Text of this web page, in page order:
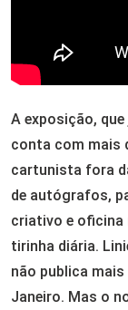
A exposição,
conta com mais
cartunista fora
de autógrafos,
criativo e oficina
tirinha diária.
não publica mais
Janeiro. Mas o